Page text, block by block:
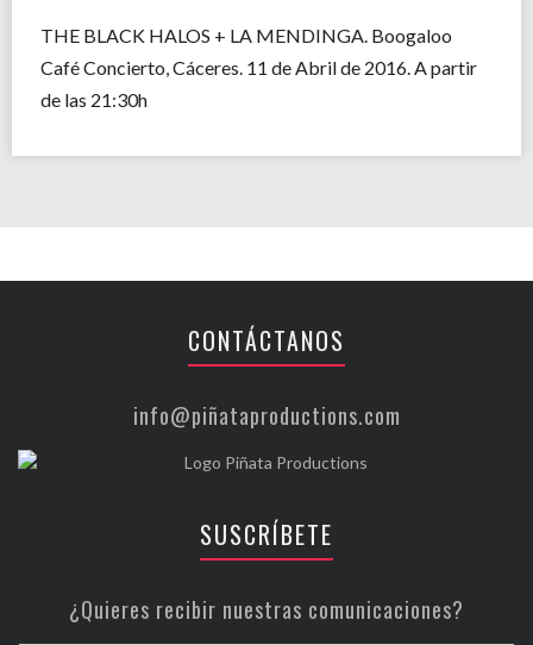
THE BLACK HALOS + LA MENDINGA. Boogaloo
Café Concierto, Cáceres. 11 de Abril de 2016. A partir
de las 21:30h
CONTÁCTANOS
info@piñataproductions.com
SUSCRÍBETE
¿Quieres recibir nuestras comunicaciones?